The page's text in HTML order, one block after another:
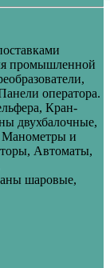
промышленной
оператора.
Кран-
двухбалочные,
Манометры и
Автоматы,
шаровые,